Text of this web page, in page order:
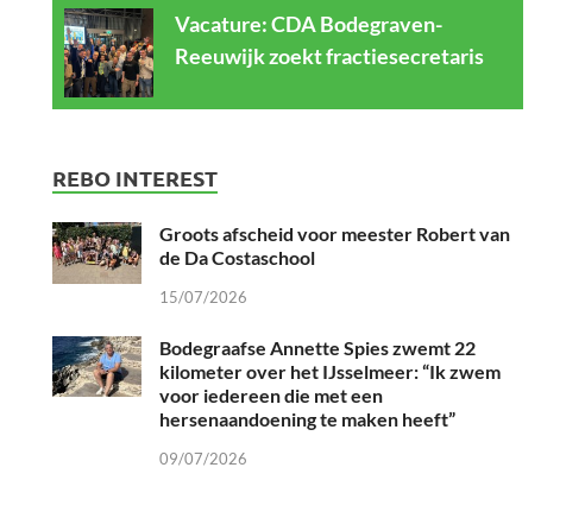
Vacature: CDA Bodegraven-
Reeuwijk zoekt fractiesecretaris
REBO INTEREST
Groots afscheid voor meester Robert van
de Da Costaschool
15/07/2026
Bodegraafse Annette Spies zwemt 22
kilometer over het IJsselmeer: “Ik zwem
voor iedereen die met een
hersenaandoening te maken heeft”
09/07/2026